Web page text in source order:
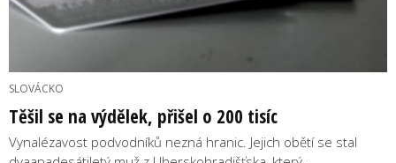
SLOVÁCKO
Těšil se na výdělek, přišel o 200 tisíc
Vynalézavost podvodníků nezná hranic. Jejich obětí se stal